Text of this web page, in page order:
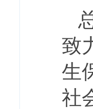
致
生
社